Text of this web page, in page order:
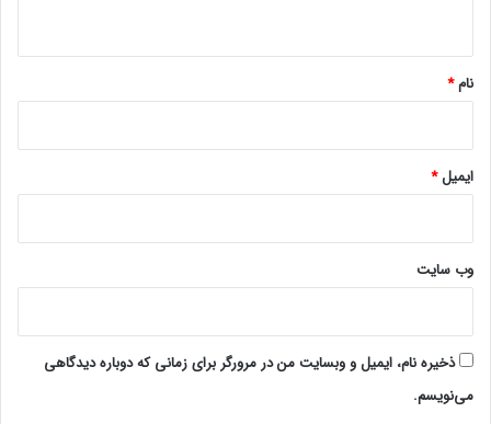
نام*
ایمیل*
وب‌ سایت
ذخیره نام، ایمیل و وبسایت من در مرورگر برای زمانی که دوباره دیدگاهی
می‌نویسم.